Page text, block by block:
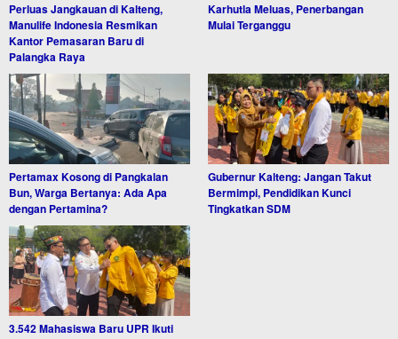
Perluas Jangkauan di Kalteng,
Manulife Indonesia Resmikan
Kantor Pemasaran Baru di
Palangka Raya
Karhutla Meluas, Penerbangan
Mulai Terganggu
Pertamax Kosong di Pangkalan
Bun, Warga Bertanya: Ada Apa
dengan Pertamina?
Gubernur Kalteng: Jangan Takut
Bermimpi, Pendidikan Kunci
Tingkatkan SDM
3.542 Mahasiswa Baru UPR Ikuti